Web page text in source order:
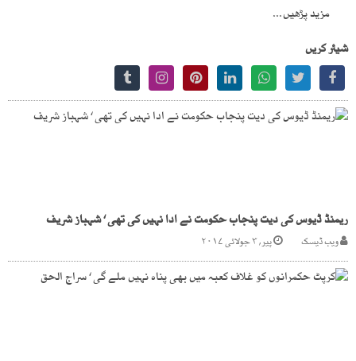
مزید پڑھیں...
شیئر کریں
ریمنڈ ڈیوس کی دیت پنجاب حکومت نے ادا نہیں کی تھی ‘ شہباز شریف
ویب ڈیسک پیر, ۳ جولائی ۲۰۱۷